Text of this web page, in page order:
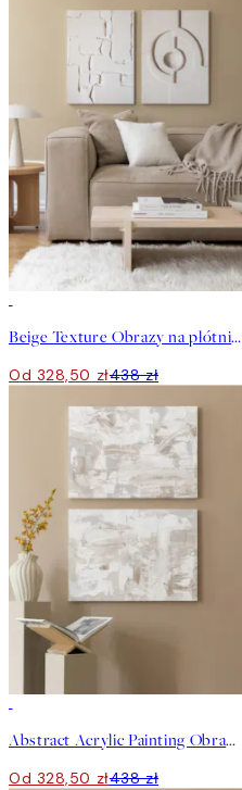
Beige Texture Obrazy na płótnie Duo
Od 328,50 zł438 zł
Abstract Acrylic Painting Obrazy na płótnie Duo
Od 328,50 zł438 zł